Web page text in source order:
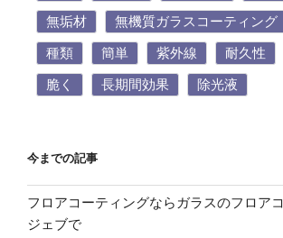
無垢材 無機質ガラスコーティング
種類 簡単 紫外線 耐久性
脆く 長期間効果 除光液
今までの記事
フロアコーティングならガラスのフロア
ジェブで